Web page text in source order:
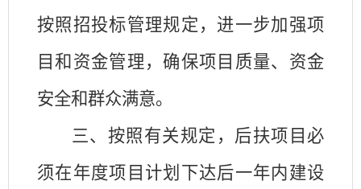
按照招投标管理规定，进一步加强项
目和资金管理，确保项目质量、资金
安全和群众满意。
三、按照有关规定，后扶项目必
须在年度项目计划下达后一年内建设